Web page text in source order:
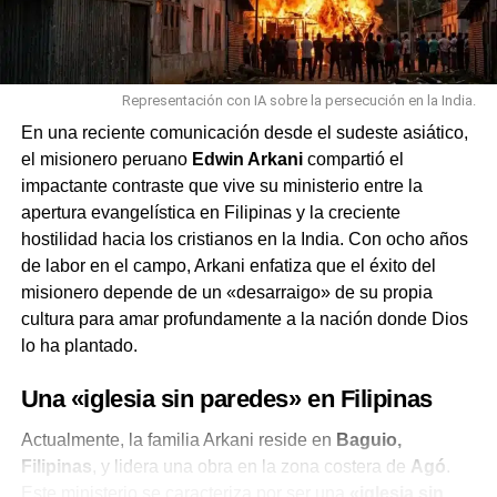
UP NEXT
Los hospitales de Bolivia racionan oxígeno y
alimentos por bloqueos de carreteras
Las iglesias de Estados Unidos se movilizan este
16 de mayo por el Día del Buen Vecino
Representación con IA sobre la persecución en la India.
En una reciente comunicación desde el sudeste asiático,
el misionero peruano Edwin Arkanicompartió el
impactante contraste que vive su ministerio entre la
apertura evangelística en Filipinas y la creciente
hostilidad hacia los cristianos en la India. Con ocho años
de labor en el campo, Arkani enfatiza que el éxito del
misionero depende de un «desarraigo» de su propia
cultura para amar profundamente a la nación donde Dios
lo ha plantado.
Una «iglesia sin paredes» en Filipinas
Actualmente, la familia Arkani reside en Baguio,
Filipinas , y lidera una obra en la zona costera de Agó